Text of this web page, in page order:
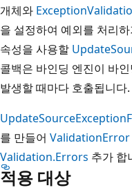
개체와
을 설정하여 예외를 처리
속성을 사용할
콜백은 바인딩 엔진이 바
발생할 때마다 호출됩니다.
를 만들어 ValidationError
Validation.Errors 추가 합
적용 대상